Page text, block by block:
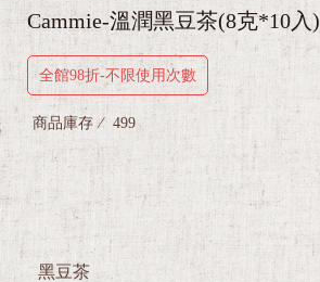
Cammie-溫潤黑豆茶(8克*10入)
全館98折-不限使用次數
商品庫存 499
黑豆茶